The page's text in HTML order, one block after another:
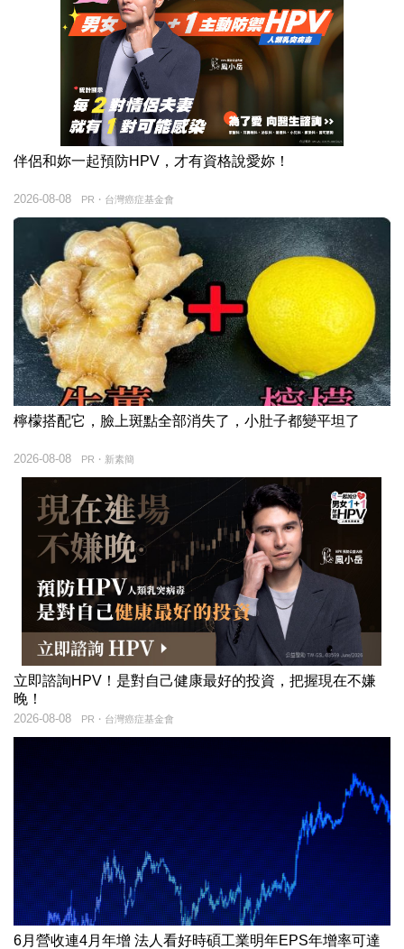
伴侶和妳一起預防HPV，才有資格說愛妳！
PR・台灣癌症基金會
2026-08-08
檸檬搭配它，臉上斑點全部消失了，小肚子都變平坦了
PR・新素簡
2026-08-08
立即諮詢HPV！是對自己健康最好的投資，把握現在不嫌
晚！
PR・台灣癌症基金會
2026-08-08
6月營收連4月年增 法人看好時碩工業明年EPS年增率可達